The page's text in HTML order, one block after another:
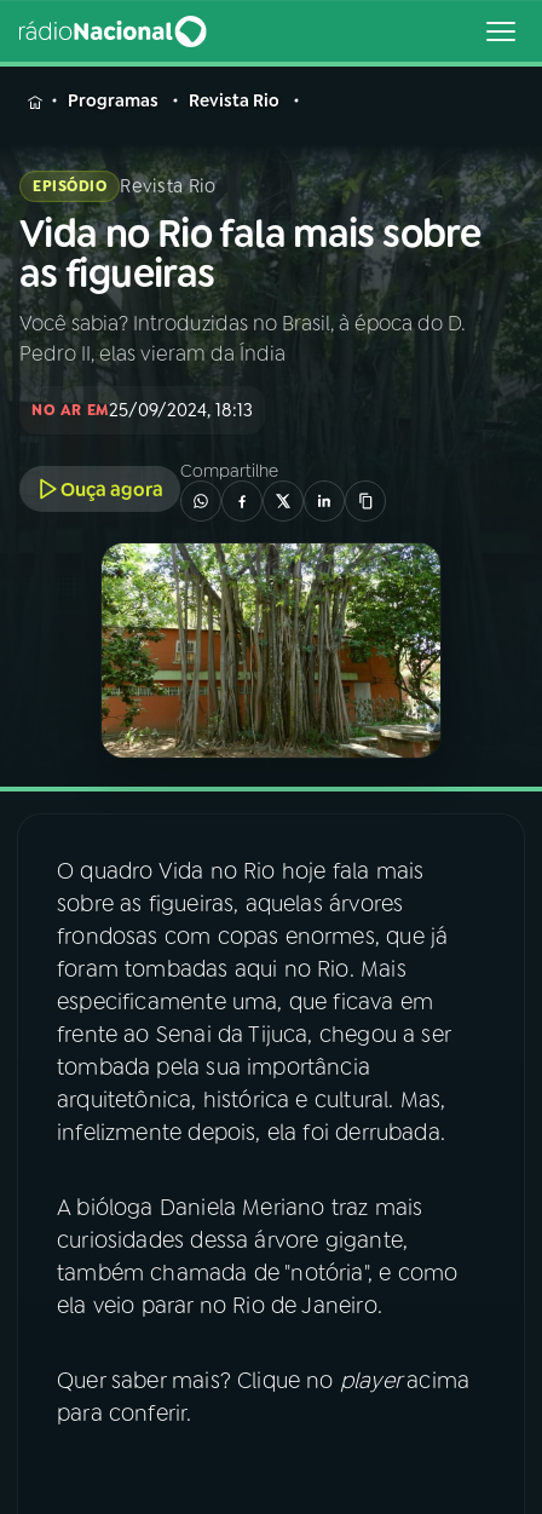
MENU
Buscar
na
Rádio
Nacional
Buscar
AO VIVO
PROGRAMAÇÃO
PROGRAMAS
PODCASTS
ÚLTIMAS
08FESTIVAL DE MÚSICA
ACOMPANHE A RÁDIO NACIONAL
YouTube Facebook
TikTok
Programas Revista Rio
EPISÓDIO Revista Rio
Vida no Rio fala mais sobre
as figueiras
Você sabia? Introduzidas no Brasil, à época do D.
Pedro II, elas vieram da Índia
NO AR EM25/09/2024, 18:13
Ouça agora
Compartilhe
O quadro Vida no Rio hoje fala mais
sobre as figueiras, aquelas árvores
frondosas com copas enormes, que já
foram tombadas aqui no Rio. Mais
especificamente uma, que ficava em
frente ao Senai da Tijuca, chegou a ser
tombada pela sua importância
arquitetônica, histórica e cultural. Mas,
infelizmente depois, ela foi derrubada.
A bióloga Daniela Meriano traz mais
curiosidades dessa árvore gigante,
também chamada de "notória", e como
ela veio parar no Rio de Janeiro.
Quer saber mais? Clique no playeracima
para conferir.